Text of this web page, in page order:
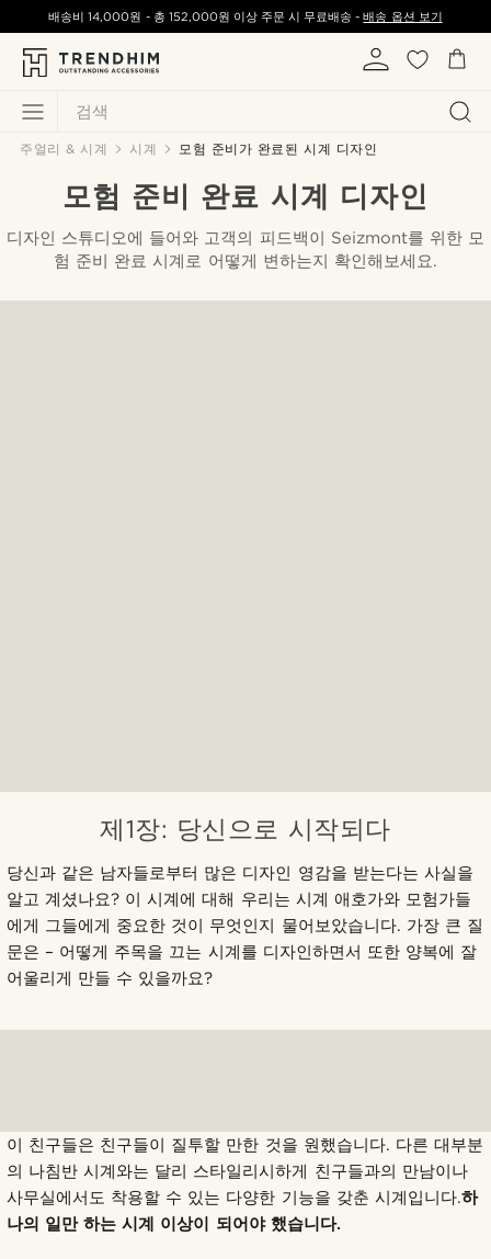
검색
배송비14,000원 - 총 152,000원 이상 주문 시 무료배송 -배송 옵션 보기
주얼리 & 시계 시계 모험 준비가 완료된 시계 디자인
모험 준비 완료 시계 디자인
디자인 스튜디오에 들어와 고객의 피드백이 Seizmont를 위한 모
험 준비 완료 시계로 어떻게 변하는지 확인해보세요.
제1장: 당신으로 시작되다
당신과 같은 남자들로부터 많은 디자인 영감을 받는다는 사실을
알고 계셨나요? 이 시계에 대해 우리는 시계 애호가와 모험가들
에게 그들에게 중요한 것이 무엇인지 물어보았습니다. 가장 큰 질
문은 – 어떻게 주목을 끄는 시계를 디자인하면서 또한 양복에 잘
어울리게 만들 수 있을까요?
이 친구들은 친구들이 질투할 만한 것을 원했습니다. 다른 대부분
의 나침반 시계와는 달리 스타일리시하게 친구들과의 만남이나
사무실에서도 착용할 수 있는 다양한 기능을 갖춘 시계입니다.하
나의 일만 하는 시계 이상이 되어야 했습니다.